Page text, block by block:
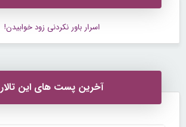
اسرار باور نکردنی زود خوابیدن!
آخرین پست های این تالار